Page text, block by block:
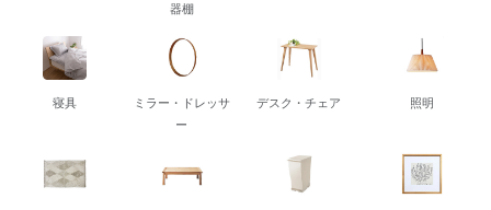
器棚
寝具
ミラー・ドレッサ
ー
デスク・チェア 照明